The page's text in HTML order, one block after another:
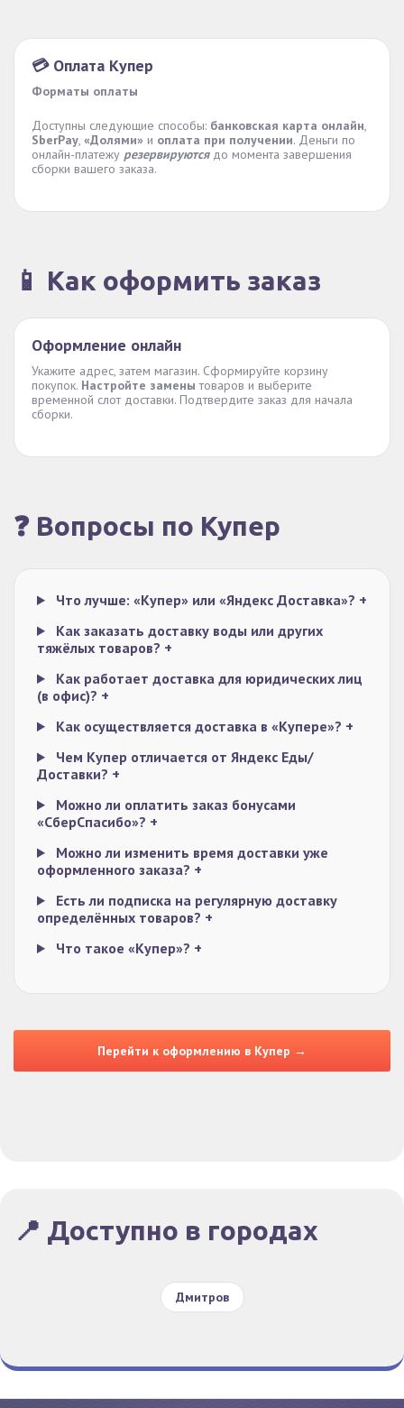
💳 Оплата Купер
Форматы оплаты
Доступны следующие способы: банковская карта онлайн,
SberPay, «Долями» и оплата при получении. Деньги по
онлайн-платежу резервируютсядо момента завершения
сборки вашего заказа.
📱 Как оформить заказ
Оформление онлайн
Укажите адрес, затем магазин. Сформируйте корзину
покупок. Настройте замены товаров и выберите
временной слот доставки. Подтвердите заказ для начала
сборки.
❓ Вопросы по Купер
Что лучше: «Купер» или «Яндекс Доставка»? +
Как заказать доставку воды или других
тяжёлых товаров? +
Как работает доставка для юридических лиц
(в офис)? +
Как осуществляется доставка в «Купере»? +
Чем Купер отличается от Яндекс Еды/
Доставки? +
Можно ли оплатить заказ бонусами
«СберСпасибо»? +
Можно ли изменить время доставки уже
оформленного заказа? +
Есть ли подписка на регулярную доставку
определённых товаров? +
Что такое «Купер»? +
Перейти к оформлению в Купер →
📍 Доступно в городах
Дмитров